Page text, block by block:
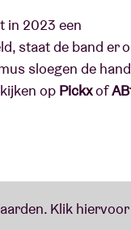
in 2023 een
staat de band er
sloegen de
op Pickxof